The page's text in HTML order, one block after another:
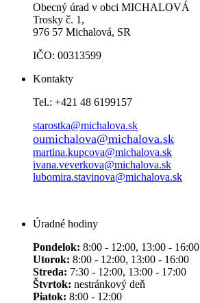
Obecný úrad v obci MICHALOVÁ
Trosky č. 1,
976 57 Michalová, SR
IČO: 00313599
Kontakty
Tel.: +421 48 6199157
starostka@michalova.sk
oumichalova@michalova.sk
martina.kupcova@michalova.sk
ivana.veverkova@michalova.sk
lubomira.stavinova@michalova.sk
Úradné hodiny
Pondelok: 8:00 - 12:00, 13:00 - 16:00
Utorok: 8:00 - 12:00, 13:00 - 16:00
Streda: 7:30 - 12:00, 13:00 - 17:00
Štvrtok: nestránkový deň
Piatok: 8:00 - 12:00